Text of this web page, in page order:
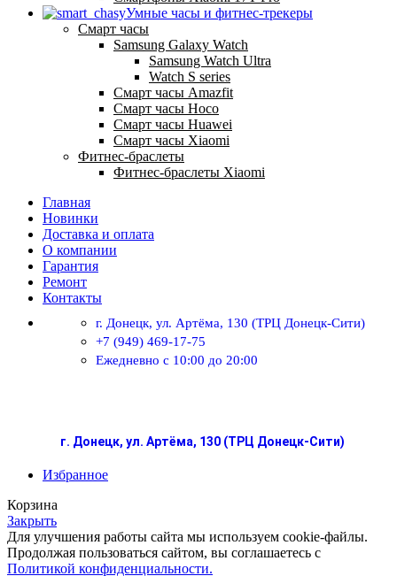
Умные часы и фитнес-трекеры
Смарт часы
Samsung Galaxy Watch
Samsung Watch Ultra
Watch S series
Смарт часы Amazfit
Смарт часы Hoco
Смарт часы Huawei
Смарт часы Xiaomi
Фитнес-браслеты
Фитнес-браслеты Xiaomi
Главная
Новинки
Доставка и оплата
О компании
Гарантия
Ремонт
Контакты
г. Донецк, ул. Артёма, 130 (ТРЦ Донецк-Сити)
+7 (949) 469-17-75
Ежедневно с 10:00 до 20:00
г. Донецк, ул. Артёма, 130 (ТРЦ Донецк-Сити)
Избранное
Корзина
Закрыть
Для улучшения работы сайта мы используем cookie-файлы.
Продолжая пользоваться сайтом, вы соглашаетесь с
Политикой конфиденциальности.